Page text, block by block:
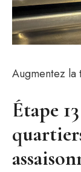
Augmentez la
Étape